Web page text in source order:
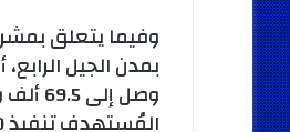
وفيما يتعلق
بمدن الجيل